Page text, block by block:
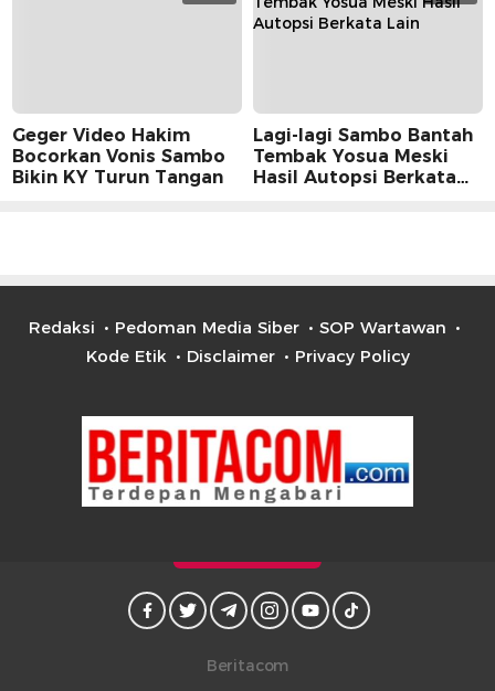
Geger Video Hakim
Bocorkan Vonis Sambo
Bikin KY Turun Tangan
Lagi-lagi Sambo Bantah
Tembak Yosua Meski
Hasil Autopsi Berkata
Redaksi Pedoman Media Siber
SOP Wartawan
Kode Etik
Disclaimer Privacy Policy
Beritacom